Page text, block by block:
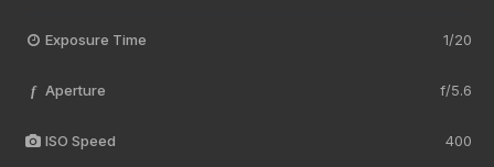
Exposure Time 1/20
f Aperture f/5.6
ISO Speed 400